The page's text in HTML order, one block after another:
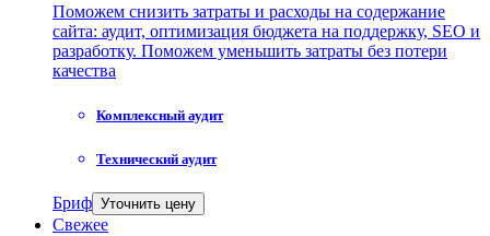
Поможем снизить затраты и расходы на содержание
сайта: аудит, оптимизация бюджета на поддержку, SEO и
разработку. Поможем уменьшить затраты без потери
качества
Комплексный аудит
Технический аудит
Бриф Уточнить цену
Свежее